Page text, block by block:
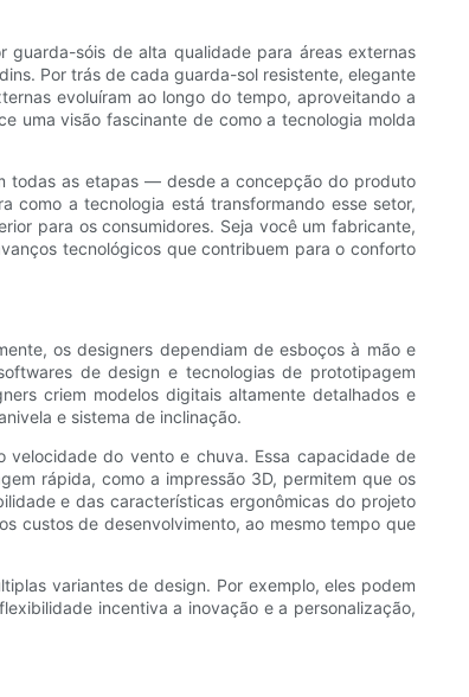
guarda-sóis de alta qualidade para áreas externas
Por trás de cada guarda-sol resistente, elegante
evoluíram ao longo do tempo, aproveitando a
uma visão fascinante de como a tecnologia molda
todas as etapas — desde a concepção do produto
como a tecnologia está transformando esse setor,
para os consumidores. Seja você um fabricante,
tecnológicos que contribuem para o conforto
os designers dependiam de esboços à mão e
de design e tecnologias de prototipagem
criem modelos digitais altamente detalhados e
e sistema de inclinação.
velocidade do vento e chuva. Essa capacidade de
rápida, como a impressão 3D, permitem que os
e das características ergonômicas do projeto
custos de desenvolvimento, ao mesmo tempo que
variantes de design. Por exemplo, eles podem
incentiva a inovação e a personalização,